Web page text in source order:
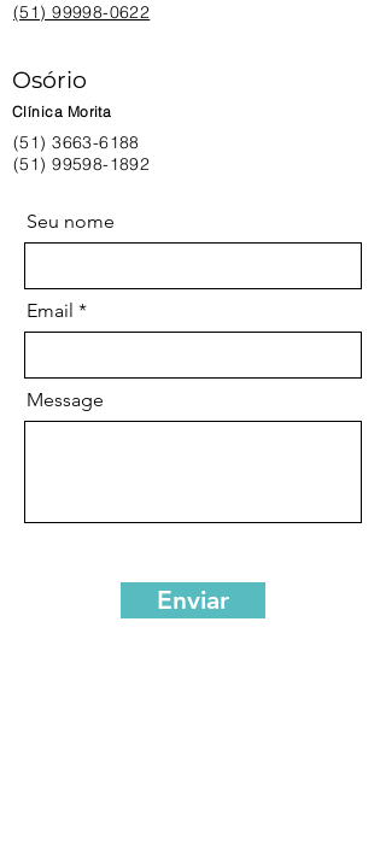
(51) 99998-0622
Osório
Clínica Morita
(51) 3663-6188
(51) 99598-1892
Seu nome
Email
Message
Enviar